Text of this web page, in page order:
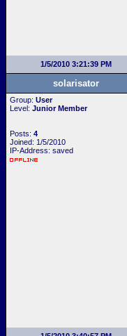
1/5/2010 3:21:39 PM
solarisator
Group: User
Level: Junior Member
Posts: 4
Joined: 1/5/2010
IP-Address: saved